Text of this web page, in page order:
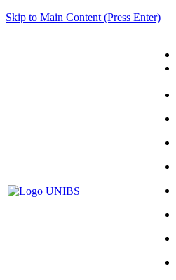
Skip to Main Content (Press Enter)